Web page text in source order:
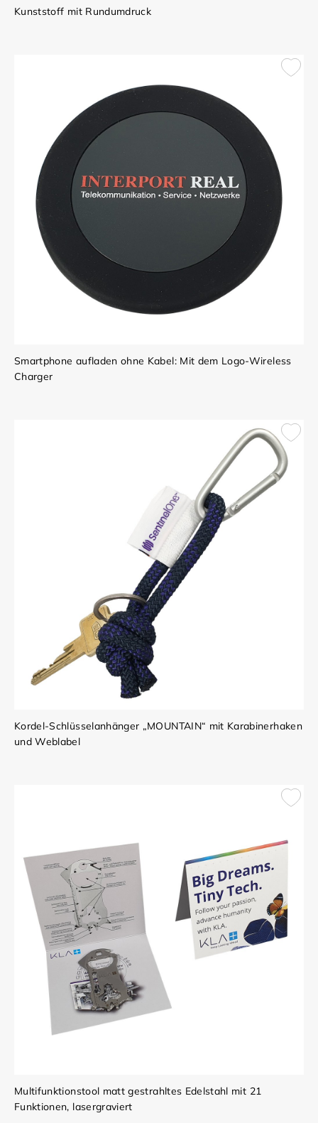
Kunststoff mit Rundumdruck
Smartphone aufladen ohne Kabel: Mit dem Logo-Wireless
Charger
Kordel-Schlüsselanhänger „MOUNTAIN“ mit Karabinerhaken
und Weblabel
Multifunktionstool matt gestrahltes Edelstahl mit 21
Funktionen, lasergraviert